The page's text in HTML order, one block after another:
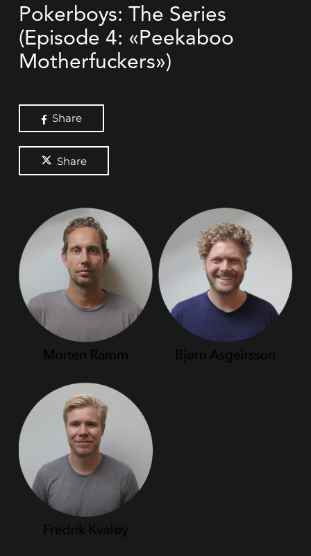
Pokerboys: The Series
(Episode 4: «Peekaboo
Motherfuckers»)
Share
Share